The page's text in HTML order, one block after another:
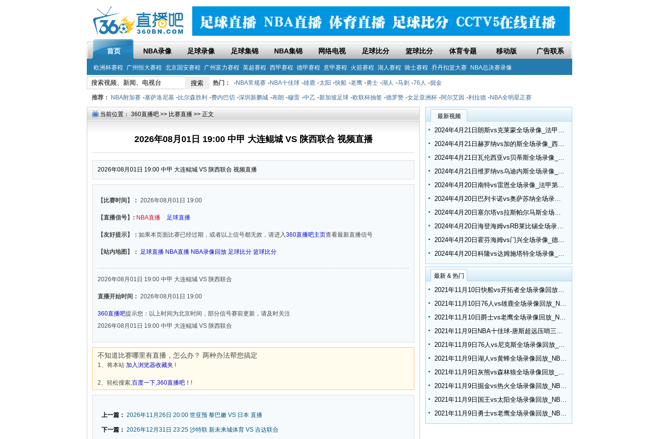
首页 NBA录像 足球录像 足球集锦 NBA集锦 网络电视 足球比分 篮球比分 体育专题 移动版 广告联系
欧洲杯赛程 广州恒大赛程 北京国安赛程 广州富力赛程 英超赛程 西甲赛程 德甲赛程 意甲赛程 火箭赛程 湖人赛程 骑士赛程 乔丹扣篮大赛 NBA总决赛录像
热门： -NBA常规赛 -NBA十佳球 -雄鹿 -太阳 -快船 -老鹰 -勇士 -湖人 -马刺 -76人 -掘金
推荐： NBA附加赛 -塞萨洛尼基 -比尔森胜利 -费内巴切 -深圳新鹏城 -布朗 -穆雷 -中乙 -新加坡足球 -欧联杯抽签 -德罗赞 -女足亚洲杯 -阿尔艾因 -利拉德 -NBA全明星正赛
当前位置： 360直播吧 >> 比赛直播 >> 正文
2026年08月01日 19:00 中甲 大连鲲城 VS 陕西联合 视频直播
2026年08月01日 19:00 中甲 大连鲲城 VS 陕西联合 视频直播
【比赛时间】： 2026年08月01日 19:00
【直播信号】: NBA直播 足球直播
【友好提示】： 如果本页面比赛已经过期，或者以上信号都无效，请进入360直播吧主页查看最新直播信号
【站内地图】： 足球直播 NBA直播 NBA录像回放 足球比分 篮球比分
2026年08月01日 19:00 中甲 大连鲲城 VS 陕西联合
直播开始时间： 2026年08月01日 19:00
360直播吧提示您：以上时间为北京时间，部分信号赛前更新，请及时关注
2026年08月01日 19:00 中甲 大连鲲城 VS 陕西联合
不知道比赛哪里有直播，怎么办？ 两种办法帮您搞定
1、将本站 加入浏览器收藏夹 !
2、轻松搜索,百度一下,360直播吧！ !
上一篇： 2026年11月26日 20:00 世亚预 黎巴嫩 VS 日本 直播
下一篇： 2026年12月31日 23:25 沙特联 新未来城体育 VS 吉达联合
最新视频
2024年4月21日朗斯vs克莱蒙全场录像_法甲第30轮
2024年4月21日赫罗纳vs加的斯全场录像_西甲第32轮
2024年4月21日瓦伦西亚vs贝蒂斯全场录像_西甲第32轮
2024年4月21日维罗纳vs乌迪内斯全场录像_意甲第33轮
2024年4月20日南特vs雷恩全场录像_法甲第30轮
2024年4月20日巴列卡诺vs奥萨苏纳全场录像_西甲第32轮
2024年4月20日塞尔塔vs拉斯帕尔马斯全场录像_西甲第32轮
2024年4月20日海登海姆vsRB莱比锡全场录像_德甲第30轮
2024年4月20日霍芬海姆vs门兴全场录像_德甲第30轮
2024年4月20日科隆vs达姆施塔特全场录像_德甲第30轮
最新 & 热门
2021年11月10日快船vs开拓者全场录像回放_NBA常规赛
2021年11月10日76人vs雄鹿全场录像回放_NBA常规赛
2021年11月10日爵士vs老鹰全场录像回放_NBA常规赛
2021年11月9日NBA十佳球-唐斯超远压哨三分 小乔丹空接隔扣
2021年11月9日76人vs尼克斯全场录像回放_NBA常规赛
2021年11月9日湖人vs黄蜂全场录像回放_NBA常规赛
2021年11月9日灰熊vs森林狼全场录像回放_NBA常规赛
2021年11月9日掘金vs热火全场录像回放_NBA常规赛
2021年11月9日国王vs太阳全场录像回放_NBA常规赛
2021年11月9日勇士vs老鹰全场录像回放_NBA常规赛